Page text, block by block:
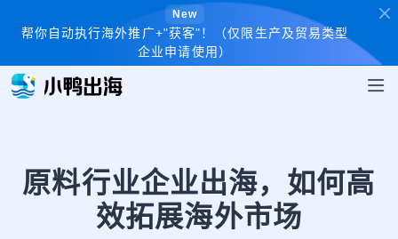
New
帮你自动执行海外推广+"获客"！（仅限生产及贸易类型
企业申请使用）
原料行业企业出海，如何高
效拓展海外市场